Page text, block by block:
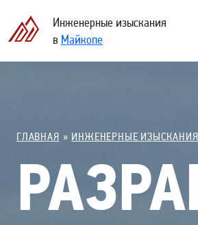
Инженерные изыскания
в Майкопе
ГЛАВНАЯ ИНЖЕНЕРНЫЕ ИЗЫСКАНИЯ